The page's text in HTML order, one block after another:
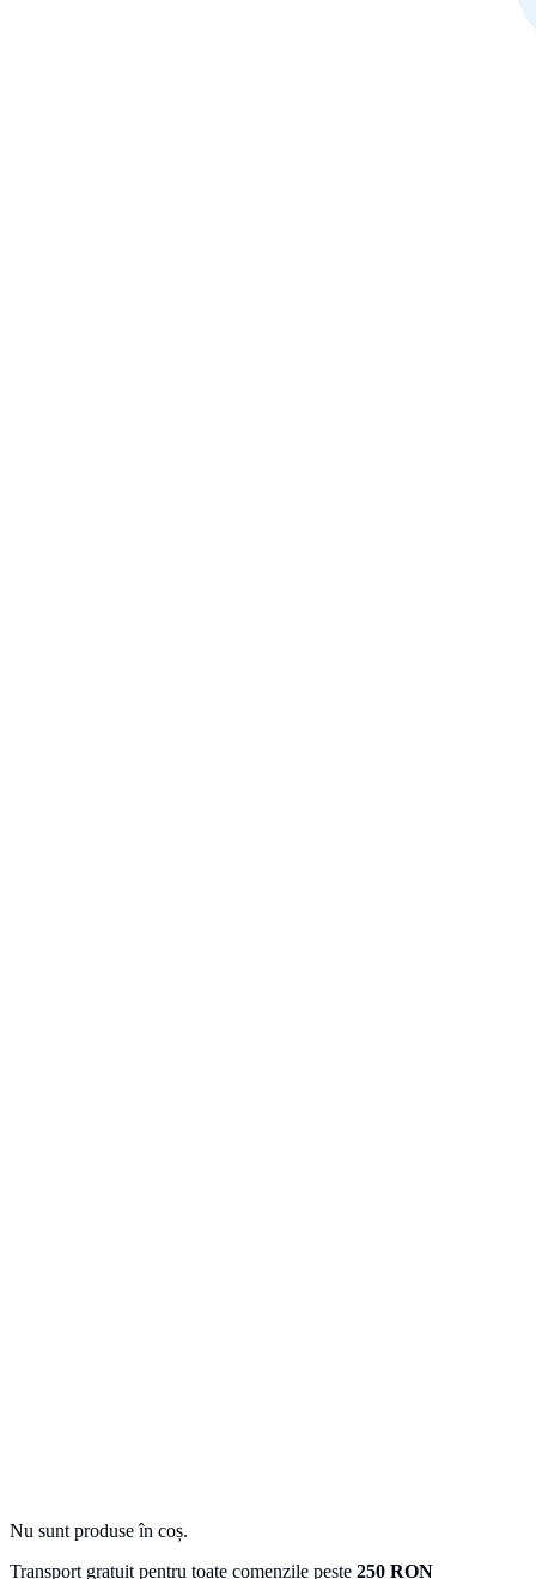
Nu sunt produse în coș.
Transport gratuit pentru toate comenzile peste 250 RON